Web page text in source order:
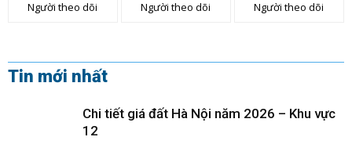
Người theo dõi Người theo dõi Người theo dõi
Tin mới nhất
Chi tiết giá đất Hà Nội năm 2026 – Khu vực
12